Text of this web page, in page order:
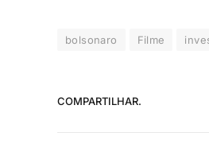
bolsonaro Filme
COMPARTILHAR.